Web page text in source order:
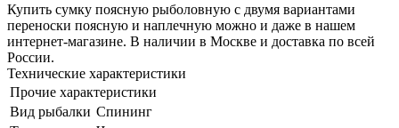
Купить сумку поясную рыболовную с двумя вариантами
переноски поясную и наплечную можно и даже в нашем
интернет-магазине. В наличии в Москве и доставка по всей
России.
Технические характеристики
Прочие характеристики
Вид рыбалки Спининг